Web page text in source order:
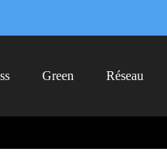
Green Réseau